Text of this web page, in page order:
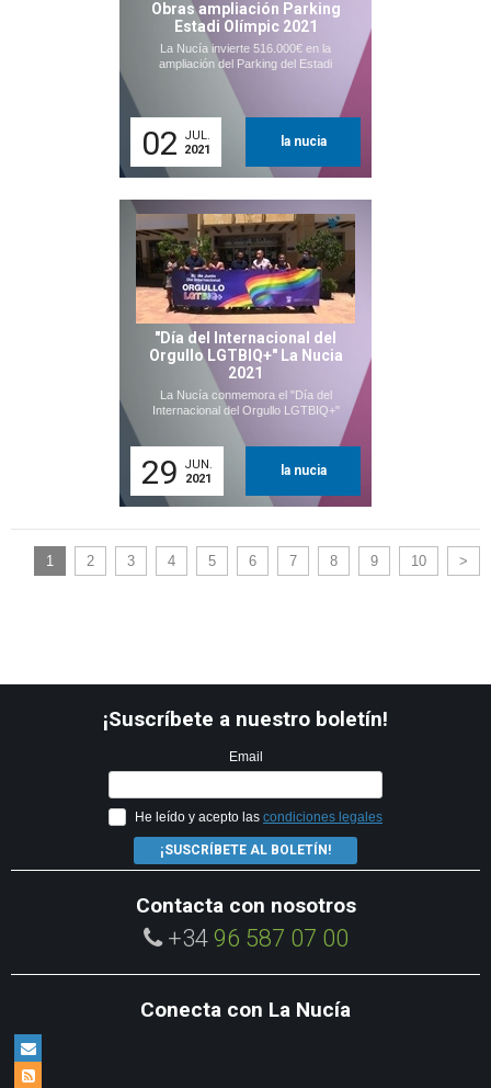
Obras ampliación Parking
Estadi Olímpic 2021
La Nucía invierte 516.000€ en la
ampliación del Parking del Estadi
02
JUL.
2021
la nucia
"Día del Internacional del
Orgullo LGTBIQ+" La Nucia
2021
La Nucía conmemora el "Día del
Internacional del Orgullo LGTBIQ+"
29
JUN.
2021
la nucia
1 2 3 4 5 6 7 8 9 10 >
¡Suscríbete a nuestro boletín!
Email
He leído y acepto las condiciones legales
¡SUSCRÍBETE AL BOLETÍN!
Contacta con nosotros
+34 96 587 07 00
Conecta con La Nucía